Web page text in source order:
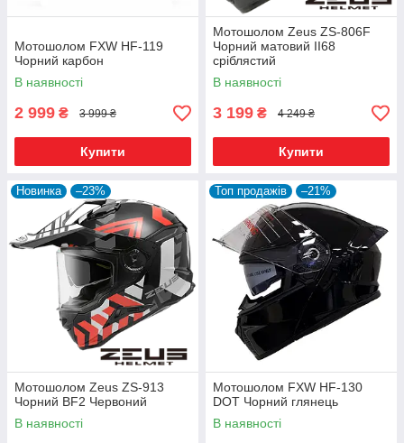
Мотошолом FXW HF-119
Чорний карбон
В наявності
2 999 ₴ 3 999 ₴
Купити
Мотошолом Zeus ZS-806F
Чорний матовий II68
сріблястий
В наявності
3 199 ₴ 4 249 ₴
Купити
Новинка –23%
Мотошолом Zeus ZS-913
Чорний BF2 Червоний
В наявності
Топ продажів –21%
Мотошолом FXW HF-130
DOT Чорний глянець
В наявності